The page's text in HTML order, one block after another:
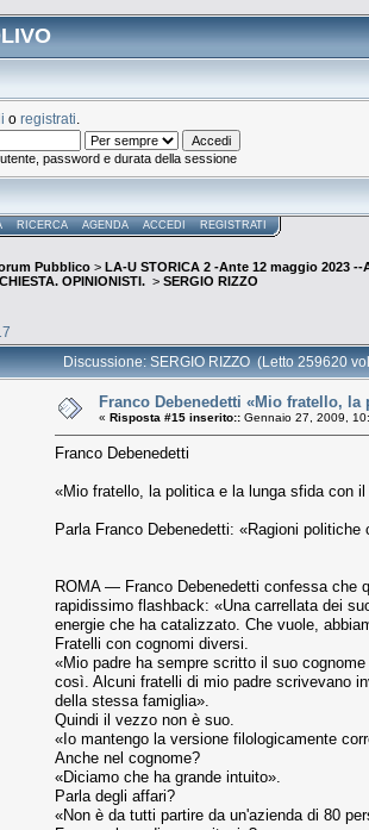
o registrati
password e durata della sessione
RICERCA AGENDA ACCEDI REGISTRATI
Pubblico > LA-U STORICA 2 -Ante 12 maggio 2023 --
OPINIONISTI. > SERGIO RIZZO
Discussione: SERGIO RIZZO (Letto 259620
Franco Debenedetti «Mio fratello,
« Risposta #15 inserito:: Gennaio 27, 2009,
Franco Debenedetti
«Mio fratello, la politica e la lunga sfida con il
Parla Franco Debenedetti: «Ragioni
ROMA — Franco Debenedetti confessa che
rapidissimo flashback: «Una carrellata dei
energie che ha catalizzato. Che vuole,
Fratelli con cognomi diversi.
«Mio padre ha sempre scritto il suo
così. Alcuni fratelli di mio padre scrivevano
della stessa famiglia».
Quindi il vezzo non è suo.
«Io mantengo la versione filologicamente
Anche nel cognome?
«Diciamo che ha grande intuito».
Parla degli affari?
«Non è da tutti partire da un'azienda di 80